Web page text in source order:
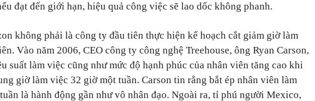
đạt đến giới hạn, hiệu quả công việc sẽ lao dốc không phanh.
không phải là công ty đầu tiên thực hiện kế hoạch cắt giảm giờ làm
Vào năm 2006, CEO công ty công nghệ Treehouse, ông Ryan Carson,
suất làm việc cũng như mức độ hạnh phúc của nhân viên tăng cao khi
giờ làm việc 32 giờ một tuần. Carson tin rằng bắt ép nhân viên làm
là hành động gần như vô nhân đạo. Ngoài ra, tỉ phú người Mexico,